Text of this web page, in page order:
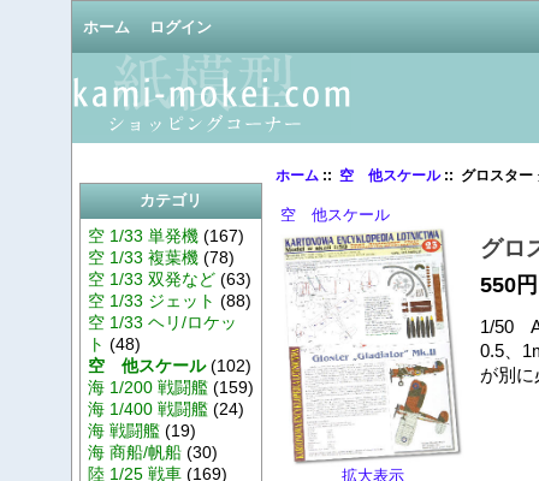
ホーム ログイン
カテゴリ
空 1/33 単発機(167)
空 1/33 複葉機(78)
空 1/33 双発など(63)
空 1/33 ジェット (88)
空 1/33 ヘリ/ロケッ
ト (48)
空 他スケール(102)
海 1/200 戦闘艦(159)
海 1/400 戦闘艦(24)
海 戦闘艦(19)
海 商船/帆船(30)
陸 1/25 戦車(169)
ホーム:: 空 他スケール:: グロスター
空 他スケール
拡大表示
グロ
550円
1/50
0.5、
が別に